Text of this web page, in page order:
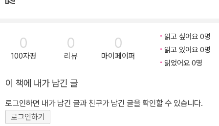
<메이플 매쓰>의 수학 콘텐츠 집필. *5단계 시스템 수학으로 수학
실력 쑥쑥쑥! <1단계 : 기본편> 1~30권은 초·중등 교과과정을 종합
하여 분류한 수와 연산, 도형, 측정, 확률과 통계, 규칙성, 문자와 식,
함수 등으로 구성되었고, 이를 바탕으로 개념이해력, 수리계산력, 원
리응용력을 키울 수 있습니다. <2단계 : 심화편> 31~45권은 실생활
속에 숨겨진 수학 개념 및 원리와 수학의 역사 속에 나타났던 심화된
내용으로 구성되었습니다. 또한 원리응용력을 키우고, 복잡하고 어려
0
100자평
0
리뷰
0
마이페이퍼
읽고 싶어요 0명
읽고 있어요 0명
읽었어요 0명
이 책에 내가 남긴 글
로그인하면 내가 남긴 글과 친구가 남긴 글을 확인할 수 있습니다.
로그인하기